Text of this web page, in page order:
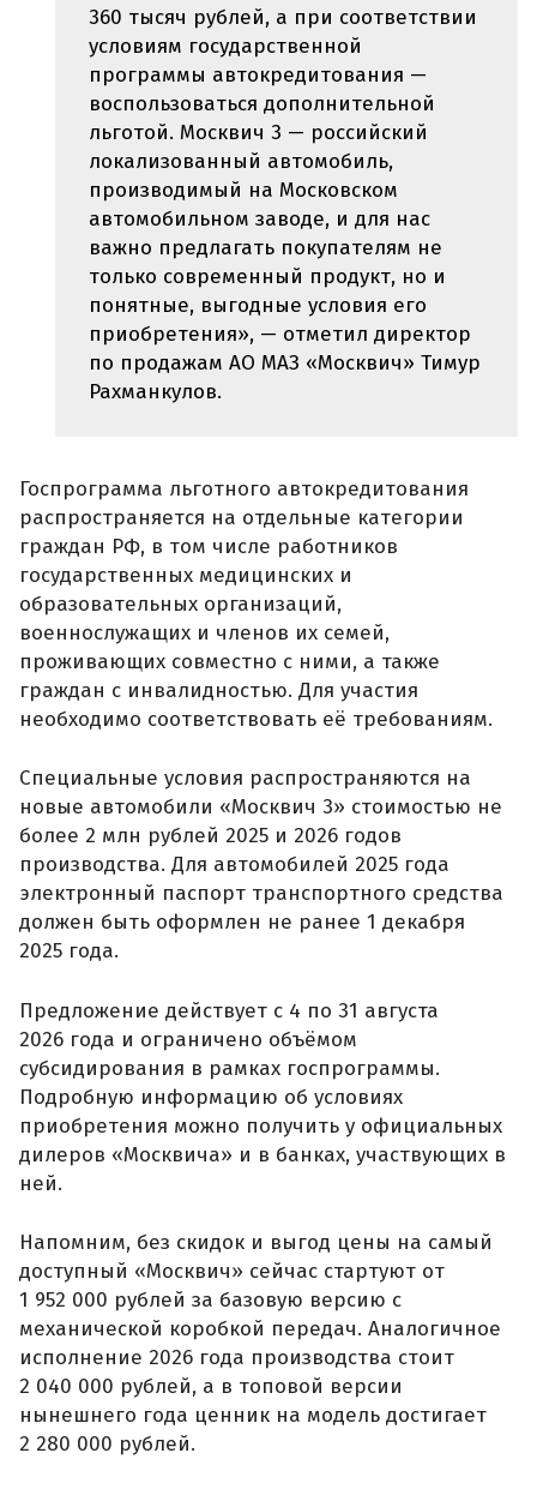
360 тысяч рублей, а при соответствии
условиям государственной
программы автокредитования —
воспользоваться дополнительной
льготой. Москвич 3 — российский
локализованный автомобиль,
производимый на Московском
автомобильном заводе, и для нас
важно предлагать покупателям не
только современный продукт, но и
понятные, выгодные условия его
приобретения», — отметил директор
по продажам АО МАЗ «Москвич» Тимур
Рахманкулов.
Госпрограмма льготного автокредитования
распространяется на отдельные категории
граждан РФ, в том числе работников
государственных медицинских и
образовательных организаций,
военнослужащих и членов их семей,
проживающих совместно с ними, а также
граждан с инвалидностью. Для участия
необходимо соответствовать её требованиям.
Специальные условия распространяются на
новые автомобили «Москвич 3» стоимостью не
более 2 млн рублей 2025 и 2026 годов
производства. Для автомобилей 2025 года
электронный паспорт транспортного средства
должен быть оформлен не ранее 1 декабря
2025 года.
Предложение действует с 4 по 31 августа
2026 года и ограничено объёмом
субсидирования в рамках госпрограммы.
Подробную информацию об условиях
приобретения можно получить у официальных
дилеров «Москвича» и в банках, участвующих в
ней.
Напомним, без скидок и выгод цены на самый
доступный «Москвич» сейчас стартуют от
1 952 000 рублей за базовую версию с
механической коробкой передач. Аналогичное
исполнение 2026 года производства стоит
2 040 000 рублей, а в топовой версии
нынешнего года ценник на модель достигает
2 280 000 рублей.